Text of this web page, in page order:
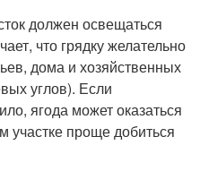
должен освещаться
что грядку желательно
дома и хозяйственных
углов). Если
ягода может оказаться
участке проще добиться